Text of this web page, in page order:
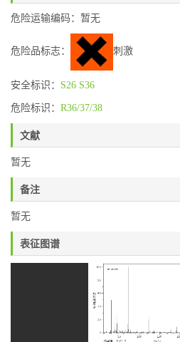
危险运输编码：暂无
危险品标志： 刺激
安全标识： S26 S36
危险标识： R36/37/38
文献
暂无
备注
暂无
表征图谱